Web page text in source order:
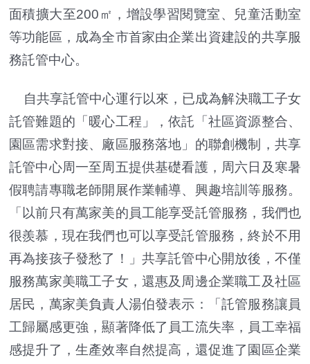
面積擴大至200㎡，增設學習閱覽室、兒童活動室
等功能區，成為全市首家由企業出資建設的共享服
務託管中心。
自共享託管中心運行以來，已成為解決職工子女
託管難題的「暖心工程」，依託「社區資源整合、
園區需求對接、廠區服務落地」的聯創機制，共享
託管中心周一至周五提供基礎看護，周六日及寒暑
假聘請專職老師開展作業輔導、興趣培訓等服務。
「以前只有萬家美的員工能享受託管服務，我們也
很羨慕，現在我們也可以享受託管服務，終於不用
再為接孩子發愁了！」共享託管中心開放後，不僅
服務萬家美職工子女，還惠及周邊企業職工及社區
居民，萬家美負責人湯伯發表示：「託管服務讓員
工歸屬感更強，顯著降低了員工流失率，員工幸福
感提升了，生產效率自然提高，還促進了園區企業